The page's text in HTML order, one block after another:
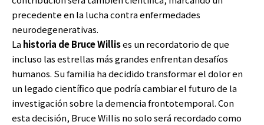
precedente en la lucha contra enfermedades
neurodegenerativas.
Lahistoria de Bruce Willises un recordatorio de que
incluso las estrellas más grandes enfrentan desafíos
humanos. Su familia ha decidido transformar el dolor en
un legado científico que podría cambiar el futuro de la
investigación sobre la demencia frontotemporal. Con
esta decisión, Bruce Willis no solo será recordado como